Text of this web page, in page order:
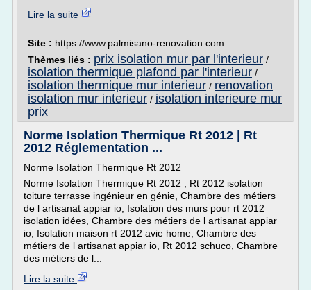
Lire la suite
Site : https://www.palmisano-renovation.com
Thèmes liés : prix isolation mur par l'interieur /
isolation thermique plafond par l'interieur /
isolation thermique mur interieur / renovation
isolation mur interieur / isolation interieure mur
prix
Norme Isolation Thermique Rt 2012 | Rt
2012 Réglementation ...
Norme Isolation Thermique Rt 2012
Norme Isolation Thermique Rt 2012 , Rt 2012 isolation
toiture terrasse ingénieur en génie, Chambre des métiers
de l artisanat appiar io, Isolation des murs pour rt 2012
isolation idées, Chambre des métiers de l artisanat appiar
io, Isolation maison rt 2012 avie home, Chambre des
métiers de l artisanat appiar io, Rt 2012 schuco, Chambre
des métiers de l...
Lire la suite